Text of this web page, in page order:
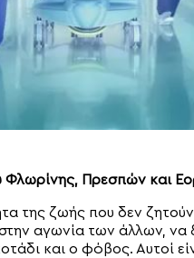
Πρεσπών και
της ζωής που δεν
αγωνία των άλλων, να
και ο φόβος. Αυτοί